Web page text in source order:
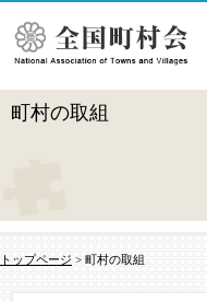
町村の取組
トップページ > 町村の取組